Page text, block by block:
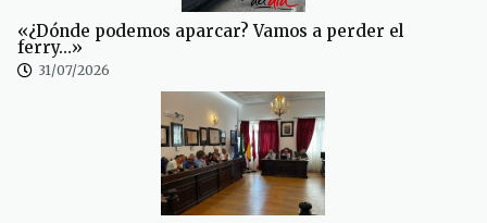
«¿Dónde podemos aparcar? Vamos a perder el
ferry…»
31/07/2026